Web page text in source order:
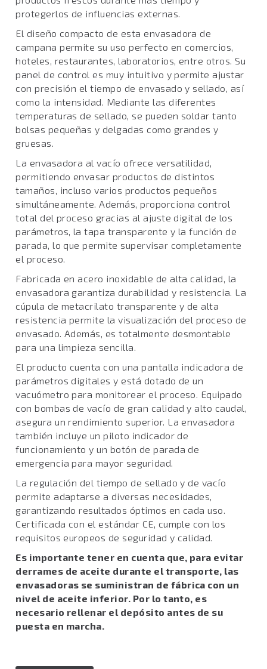
protegerlos de influencias externas.
El diseño compacto de esta envasadora de
campana permite su uso perfecto en comercios,
hoteles, restaurantes, laboratorios, entre otros. Su
panel de control es muy intuitivo y permite ajustar
con precisión el tiempo de envasado y sellado, así
como la intensidad. Mediante las diferentes
temperaturas de sellado, se pueden soldar tanto
bolsas pequeñas y delgadas como grandes y
gruesas.
La envasadora al vacío ofrece versatilidad,
permitiendo envasar productos de distintos
tamaños, incluso varios productos pequeños
simultáneamente. Además, proporciona control
total del proceso gracias al ajuste digital de los
parámetros, la tapa transparente y la función de
parada, lo que permite supervisar completamente
el proceso.
Fabricada en acero inoxidable de alta calidad, la
envasadora garantiza durabilidad y resistencia. La
cúpula de metacrilato transparente y de alta
resistencia permite la visualización del proceso de
envasado. Además, es totalmente desmontable
para una limpieza sencilla.
El producto cuenta con una pantalla indicadora de
parámetros digitales y está dotado de un
vacuómetro para monitorear el proceso. Equipado
con bombas de vacío de gran calidad y alto caudal,
asegura un rendimiento superior. La envasadora
también incluye un piloto indicador de
funcionamiento y un botón de parada de
emergencia para mayor seguridad.
La regulación del tiempo de sellado y de vacío
permite adaptarse a diversas necesidades,
garantizando resultados óptimos en cada uso.
Certificada con el estándar CE, cumple con los
requisitos europeos de seguridad y calidad.
Es importante tener en cuenta que, para evitar
derrames de aceite durante el transporte, las
envasadoras se suministran de fábrica con un
nivel de aceite inferior. Por lo tanto, es
necesario rellenar el depósito antes de su
puesta en marcha.